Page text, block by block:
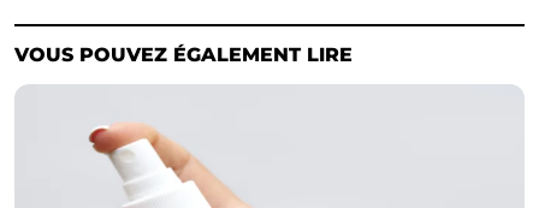
VOUS POUVEZ ÉGALEMENT LIRE